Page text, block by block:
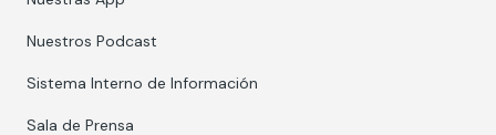
Nuestros Podcast
Sistema Interno de Información
Sala de Prensa